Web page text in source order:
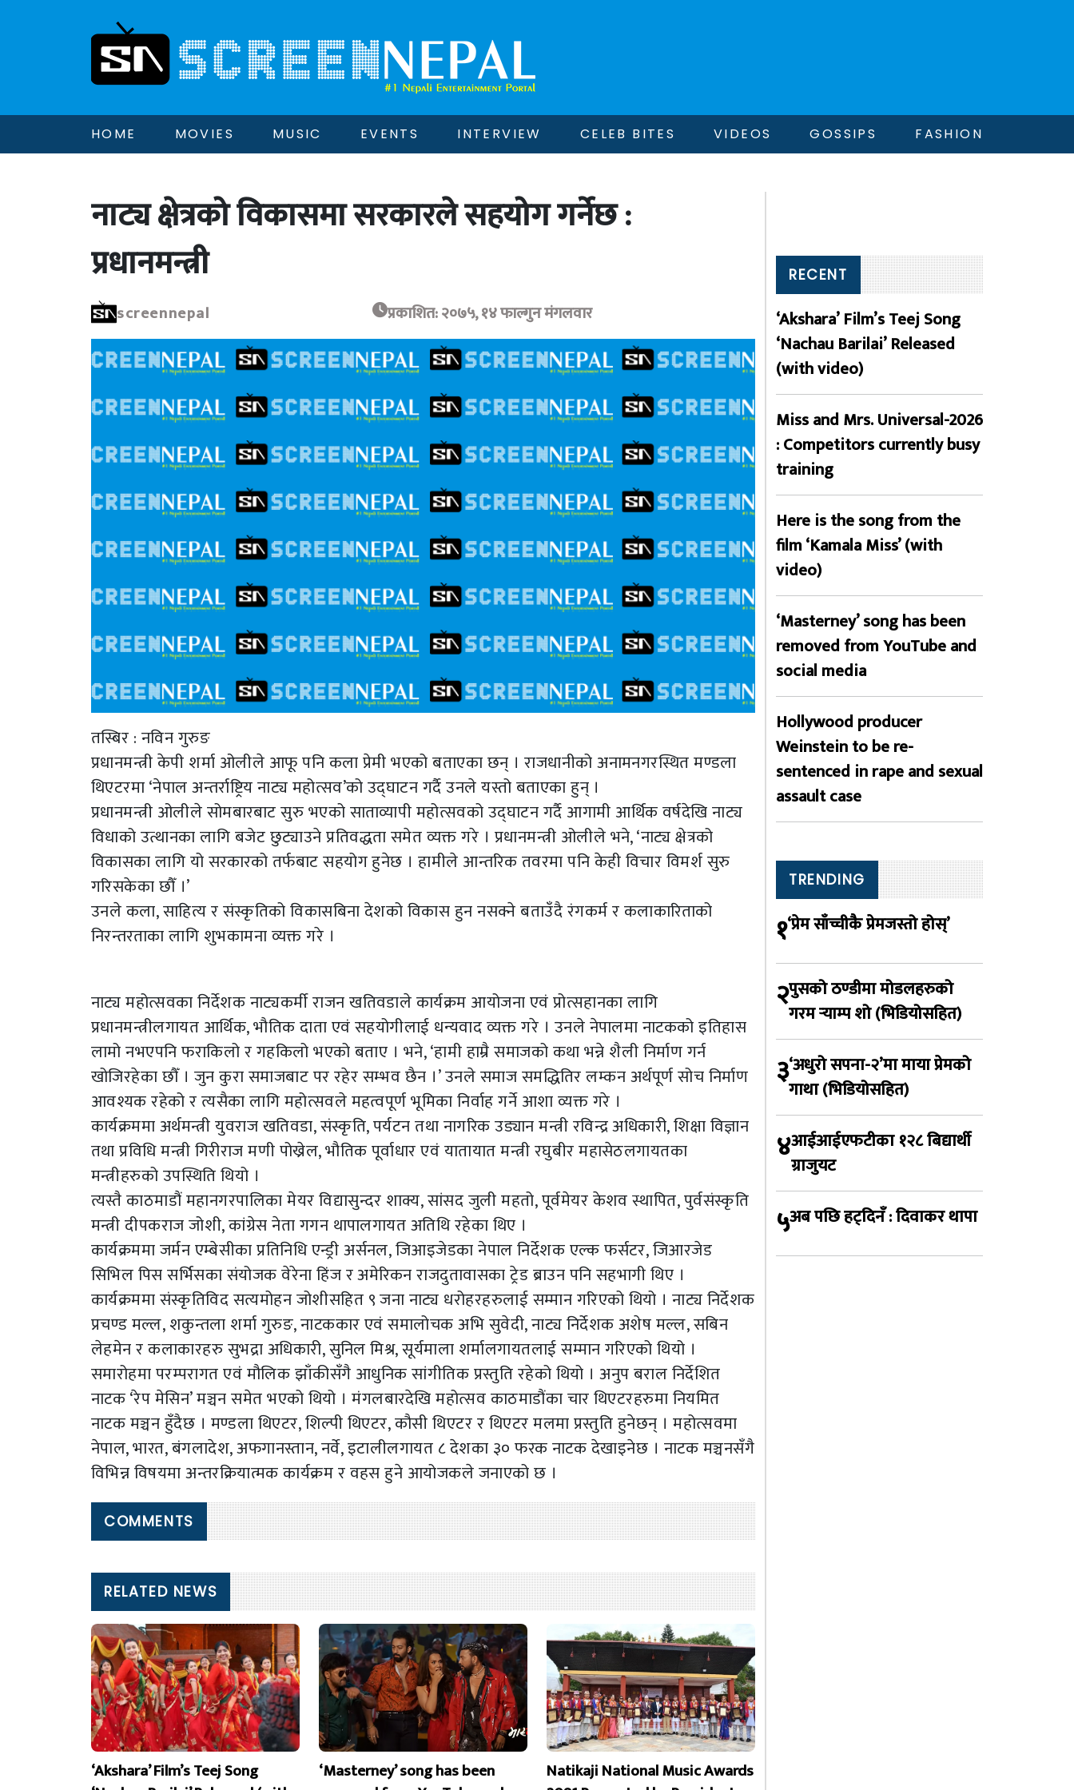
HOME MOVIES MUSIC EVENTS INTERVIEW CELEB BITES VIDEOS GOSSIPS FASHION
नाट्य क्षेत्रको विकासमा सरकारले सहयोग गर्नेछ :
प्रधानमन्त्री
screennepal प्रकाशित: २०७५, १४ फाल्गुन मंगलवार
तस्बिर : नविन गुरुङ
प्रधानमन्त्री केपी शर्मा ओलीले आफू पनि कला प्रेमी भएको बताएका छन् । राजधानीको अनामनगरस्थित मण्डला
थिएटरमा ‘नेपाल अन्तर्राष्ट्रिय नाट्य महोत्सव’को उद्घाटन गर्दै उनले यस्तो बताएका हुन् ।
प्रधानमन्त्री ओलीले सोमबारबाट सुरु भएको साताव्यापी महोत्सवको उद्घाटन गर्दै आगामी आर्थिक वर्षदेखि नाट्य
विधाको उत्थानका लागि बजेट छुट्याउने प्रतिवद्धता समेत व्यक्त गरे । प्रधानमन्त्री ओलीले भने, ‘नाट्य क्षेत्रको
विकासका लागि यो सरकारको तर्फबाट सहयोग हुनेछ । हामीले आन्तरिक तवरमा पनि केही विचार विमर्श सुरु
गरिसकेका छौँ ।’
उनले कला, साहित्य र संस्कृतिको विकासबिना देशको विकास हुन नसक्ने बताउँदै रंगकर्म र कलाकारिताको
निरन्तरताका लागि शुभकामना व्यक्त गरे ।
नाट्य महोत्सवका निर्देशक नाट्यकर्मी राजन खतिवडाले कार्यक्रम आयोजना एवं प्रोत्सहानका लागि
प्रधानमन्त्रीलगायत आर्थिक, भौतिक दाता एवं सहयोगीलाई धन्यवाद व्यक्त गरे । उनले नेपालमा नाटकको इतिहास
लामो नभएपनि फराकिलो र गहकिलो भएको बताए । भने, ‘हामी हाम्रै समाजको कथा भन्ने शैली निर्माण गर्न
खोजिरहेका छौँ । जुन कुरा समाजबाट पर रहेर सम्भव छैन ।’ उनले समाज समद्धितिर लम्कन अर्थपूर्ण सोच निर्माण
आवश्यक रहेको र त्यसैका लागि महोत्सवले महत्वपूर्ण भूमिका निर्वाह गर्ने आशा व्यक्त गरे ।
कार्यक्रममा अर्थमन्त्री युवराज खतिवडा, संस्कृति, पर्यटन तथा नागरिक उड्यान मन्त्री रविन्द्र अधिकारी, शिक्षा विज्ञान
तथा प्रविधि मन्त्री गिरीराज मणी पोख्रेल, भौतिक पूर्वाधार एवं यातायात मन्त्री रघुबीर महासेठलगायतका
मन्त्रीहरुको उपस्थिति थियो ।
त्यस्तै काठमाडौं महानगरपालिका मेयर विद्यासुन्दर शाक्य, सांसद जुली महतो, पूर्वमेयर केशव स्थापित, पुर्वसंस्कृति
मन्त्री दीपकराज जोशी, कांग्रेस नेता गगन थापालगायत अतिथि रहेका थिए ।
कार्यक्रममा जर्मन एम्बेसीका प्रतिनिधि एन्ड्री अर्सनल, जिआइजेडका नेपाल निर्देशक एल्क फर्सटर, जिआरजेड
सिभिल पिस सर्भिसका संयोजक वेरेना हिंज र अमेरिकन राजदुतावासका ट्रेड ब्राउन पनि सहभागी थिए ।
कार्यक्रममा संस्कृतिविद सत्यमोहन जोशीसहित ९ जना नाट्य धरोहरहरुलाई सम्मान गरिएको थियो । नाट्य निर्देशक
प्रचण्ड मल्ल, शकुन्तला शर्मा गुरुङ, नाटककार एवं समालोचक अभि सुवेदी, नाट्य निर्देशक अशेष मल्ल, सबिन
लेहमेन र कलाकारहरु सुभद्रा अधिकारी, सुनिल मिश्र, सूर्यमाला शर्मालगायतलाई सम्मान गरिएको थियो ।
समारोहमा परम्परागत एवं मौलिक झाँकीसँगै आधुनिक सांगीतिक प्रस्तुति रहेको थियो । अनुप बराल निर्देशित
नाटक ‘रेप मेसिन’ मञ्चन समेत भएको थियो । मंगलबारदेखि महोत्सव काठमाडौंका चार थिएटरहरुमा नियमित
नाटक मञ्चन हुँदैछ । मण्डला थिएटर, शिल्पी थिएटर, कौसी थिएटर र थिएटर मलमा प्रस्तुति हुनेछन् । महोत्सवमा
नेपाल, भारत, बंगलादेश, अफगानस्तान, नर्वे, इटालीलगायत ८ देशका ३० फरक नाटक देखाइनेछ । नाटक मञ्चनसँगै
विभिन्न विषयमा अन्तरक्रियात्मक कार्यक्रम र वहस हुने आयोजकले जनाएको छ ।
COMMENTS
RELATED NEWS
‘Akshara’ Film’s Teej Song
‘Masterney’ song has been
Natikaji National Music Awards
RECENT
‘Akshara’ Film’s Teej Song
‘Nachau Barilai’ Released
(with video)
Miss and Mrs. Universal-2026
: Competitors currently busy
training
Here is the song from the
film ‘Kamala Miss’ (with
video)
‘Masterney’ song has been
removed from YouTube and
social media
Hollywood producer
Weinstein to be re-
sentenced in rape and sexual
assault case
TRENDING
१‘प्रेम साँच्चीकै प्रेमजस्तो होस्’
२पुसको ठण्डीमा मोडलहरुको
गरम र्‍याम्प शो (भिडियोसहित)
३‘अधुरो सपना-२’मा माया प्रेमको
गाथा (भिडियोसहित)
४आईआईएफटीका १२८ बिद्यार्थी
ग्राजुयट
५अब पछि हट्दिनँ : दिवाकर थापा